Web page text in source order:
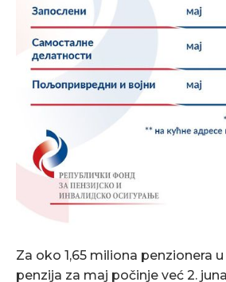
Za oko 1,65 miliona penzionera
penzija za maj počinje već 2.